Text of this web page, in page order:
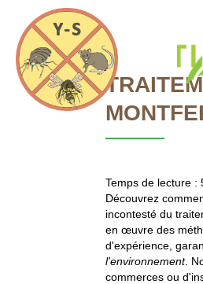
Anti
Nuisible
Temps de lecture :
Découvrez
incontesté du
en œuvre des
d'expérience,
l'environnement.
commerces ou